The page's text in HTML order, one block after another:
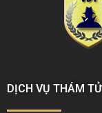
DỊCH VỤ THÁM TỬ